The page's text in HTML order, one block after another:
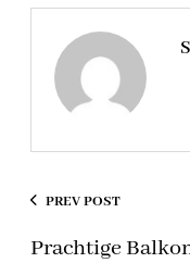
PREV POST
Prachtige